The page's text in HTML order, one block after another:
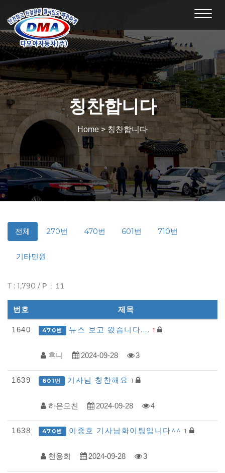
칭찬합니다
Home > 칭찬합니다
전체 270번 470번 601번 710번
기타민원
T : 1,790 / P : 11
다
자
모
번호 제목
1640 470번 뉴스 보고 왔습니다.... 1
후니 2024-09-28 3
1639 601번 기사님 칭찬해요 1
하은모친 2024-09-28 4
1638 470번 이중호 기사님화이팅입니다^^ 1
천용희 2024-09-28 3